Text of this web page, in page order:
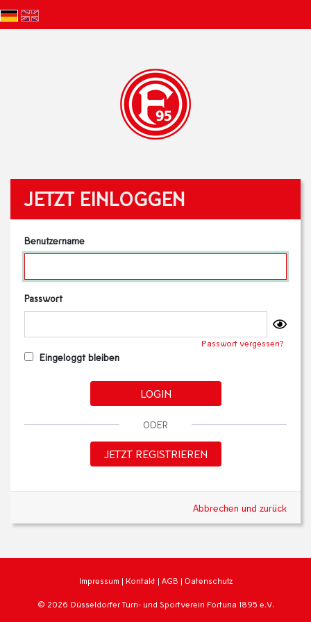
JETZT EINLOGGEN
Benutzername
Passwort
Passwort vergessen?
Eingeloggt bleiben
LOGIN
ODER
JETZT REGISTRIEREN
Abbrechen und zurück
Impressum | Kontakt | AGB | Datenschutz
© 2026 Düsseldorfer Turn- und Sportverein Fortuna 1895 e.V.